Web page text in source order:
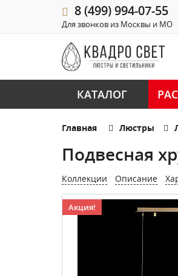
8 (499) 994-07-55
Для звонков из Москвы и МО
КАТАЛОГ
Главная Люстры
Подвесная
Коллекции Описание
Акция!